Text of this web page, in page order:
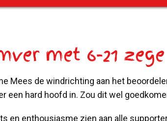
met 6-21 zege
Mees de windrichting aan het
een hard hoofd in. Zou dit wel
en enthousiasme zien aan alle